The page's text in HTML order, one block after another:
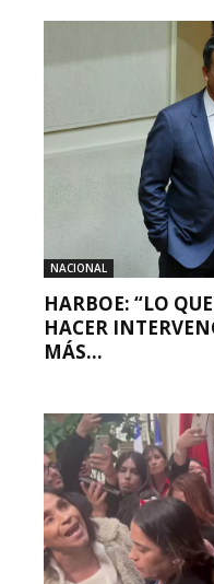
NACIONAL
HARBOE: “LO
HACER
MÁS...